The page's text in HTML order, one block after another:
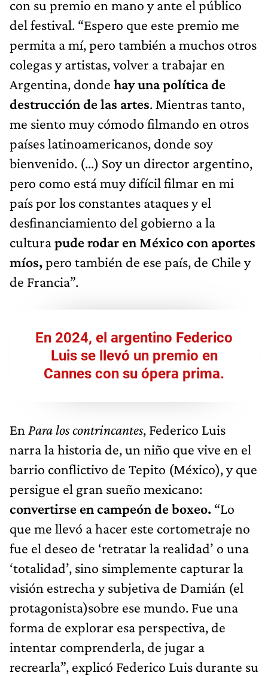
con su premio en mano y ante el público
del festival. “Espero que este premio me
permita a mí, pero también a muchos otros
colegas y artistas, volver a trabajar en
Argentina, donde hay una política de
destrucción de las artes. Mientras tanto,
me siento muy cómodo filmando en otros
países latinoamericanos, donde soy
bienvenido. (...) Soy un director argentino,
pero como está muy difícil filmar en mi
país por los constantes ataques y el
desfinanciamiento del gobierno a la
culturapude rodar en México con aportes
míos,pero también de ese país, de Chile y
de Francia”.
En 2024, el argentino Federico
Luis se llevó un premio en
Cannes con su ópera prima.
En Para los contrincantes, Federico Luis
narra la historia de, un niño que vive en el
barrio conflictivo de Tepito (México), y que
persigue el gran sueño mexicano:
convertirse en campeón de boxeo. “Lo
que me llevó a hacer este cortometraje no
fue el deseo de ‘retratar la realidad’ o una
‘totalidad’, sino simplemente capturar la
visión estrecha y subjetiva de Damián (el
protagonista)sobre ese mundo. Fue una
forma de explorar esa perspectiva, de
intentar comprenderla, de jugar a
recrearla”, explicó Federico Luis durante su